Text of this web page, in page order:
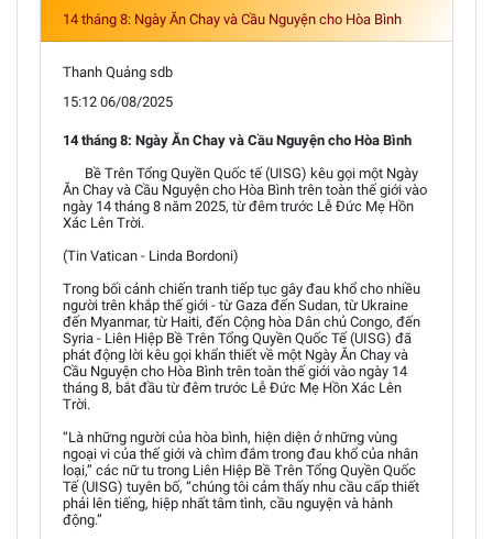
14 tháng 8: Ngày Ăn Chay và Cầu Nguyện cho Hòa Bình
Thanh Quảng sdb
15:12 06/08/2025
14 tháng 8: Ngày Ăn Chay và Cầu Nguyện cho Hòa Bình
Bề Trên Tổng Quyền Quốc tế (UISG) kêu gọi một Ngày
Ăn Chay và Cầu Nguyện cho Hòa Bình trên toàn thế giới vào
ngày 14 tháng 8 năm 2025, từ đêm trước Lễ Đức Mẹ Hồn
Xác Lên Trời.
(Tin Vatican - Linda Bordoni)
Trong bối cảnh chiến tranh tiếp tục gây đau khổ cho nhiều
người trên khắp thế giới - từ Gaza đến Sudan, từ Ukraine
đến Myanmar, từ Haiti, đến Cộng hòa Dân chủ Congo, đến
Syria - Liên Hiệp Bề Trên Tổng Quyền Quốc Tế (UISG) đã
phát động lời kêu gọi khẩn thiết về một Ngày Ăn Chay và
Cầu Nguyện cho Hòa Bình trên toàn thế giới vào ngày 14
tháng 8, bắt đầu từ đêm trước Lễ Đức Mẹ Hồn Xác Lên
Trời.
“Là những người của hòa bình, hiện diện ở những vùng
ngoại vi của thế giới và chìm đắm trong đau khổ của nhân
loại,” các nữ tu trong Liên Hiệp Bề Trên Tổng Quyền Quốc
Tế (UISG) tuyên bố, “chúng tôi cảm thấy nhu cầu cấp thiết
phải lên tiếng, hiệp nhất tâm tình, cầu nguyện và hành
động.”